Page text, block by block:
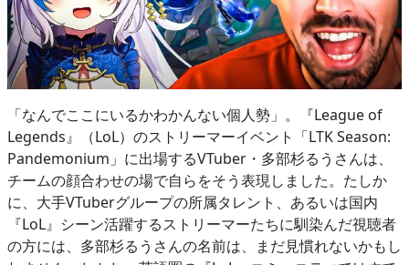
「なんでここにいるかわかんない個人勢」。『League of
Legends』（LoL）のストリーマーイベント「LTK Season:
Pandemonium」に出場するVTuber・多部杉るうさんは、
チームの顔合わせの場で自らをそう表現しました。たしか
に、大手VTuberグループの所属タレント、あるいは国内
『LoL』シーン活躍するストリーマーたちに馴染んだ視聴者
の方には、多部杉るうさんの名前は、まだ見慣れないかもし